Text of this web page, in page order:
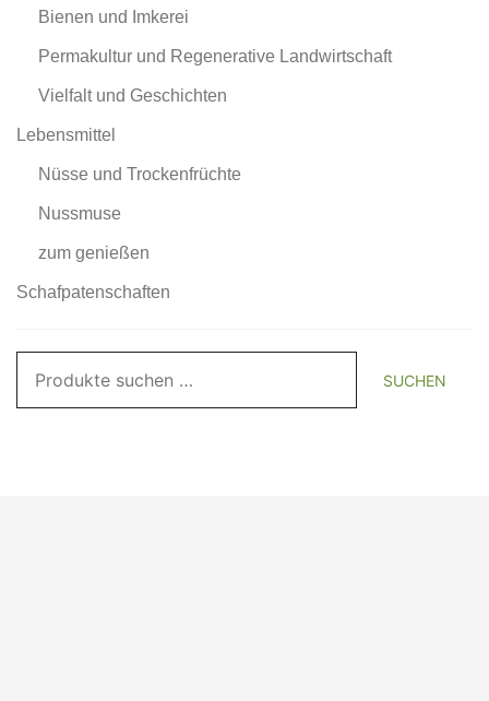
Bienen und Imkerei
Permakultur und Regenerative Landwirtschaft
Vielfalt und Geschichten
Lebensmittel
Nüsse und Trockenfrüchte
Nussmuse
zum genießen
Schafpatenschaften
nach:
SUCHEN